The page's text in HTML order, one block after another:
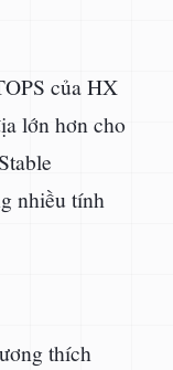
của HX
lớn hơn cho
nhiều tính
thích